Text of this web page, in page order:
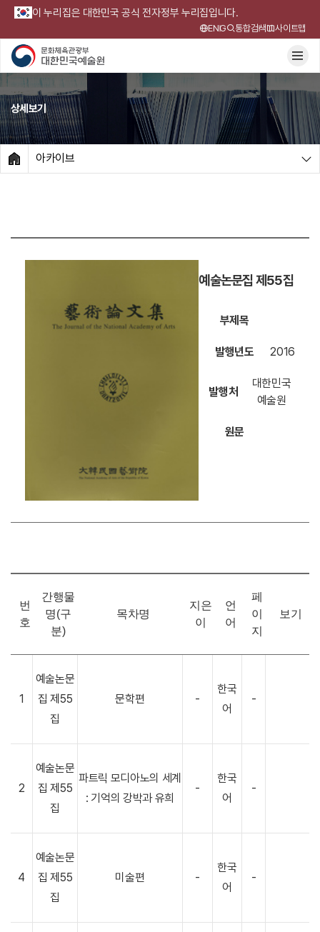
이 누리집은 대한민국 공식 전자정부 누리집입니다.
ENG 통합검색 사이트맵
상세보기
HOME
아카이브
예술논문집 제55집
부제목
발행년도 2016
발행처
대한민국
예술원
원문
번
호
간행물
명(구
분)
목차명
지은
이
언
어
페
이
지
보기
1
예술논문
집 제55
집
문학편 -
한국
어
-
2
예술논문
집 제55
집
파트릭 모디아노의 세계
: 기억의 강박과 유희
-
한국
어
-
4
예술논문
집 제55
집
미술편 -
한국
어
-